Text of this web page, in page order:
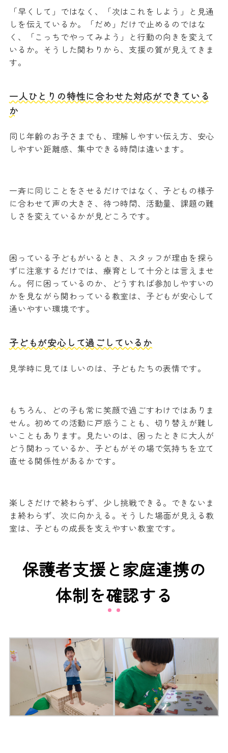
「早くして」ではなく、「次はこれをしよう」と見通
しを伝えているか。「だめ」だけで止めるのではな
く、「こっちでやってみよう」と行動の向きを変えて
いるか。そうした関わりから、支援の質が見えてきま
す。
一人ひとりの特性に合わせた対応ができている
か
同じ年齢のお子さまでも、理解しやすい伝え方、安心
しやすい距離感、集中できる時間は違います。
一斉に同じことをさせるだけではなく、子どもの様子
に合わせて声の大きさ、待つ時間、活動量、課題の難
しさを変えているかが見どころです。
困っている子どもがいるとき、スタッフが理由を探ら
ずに注意するだけでは、療育として十分とは言えませ
ん。何に困っているのか、どうすれば参加しやすいの
かを見ながら関わっている教室は、子どもが安心して
通いやすい環境です。
子どもが安心して過ごしているか
見学時に見てほしいのは、子どもたちの表情です。
もちろん、どの子も常に笑顔で過ごすわけではありま
せん。初めての活動に戸惑うことも、切り替えが難し
いこともあります。見たいのは、困ったときに大人が
どう関わっているか、子どもがその場で気持ちを立て
直せる関係性があるかです。
楽しさだけで終わらず、少し挑戦できる。できないま
ま終わらず、次に向かえる。そうした場面が見える教
室は、子どもの成長を支えやすい教室です。
保護者支援と家庭連携の
体制を確認する